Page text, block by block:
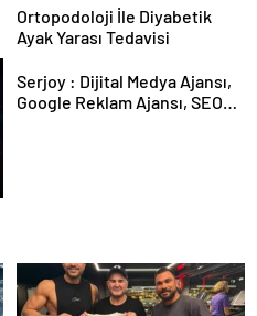
Ortopodoloji İle Diyabetik
Ayak Yarası Tedavisi
Serjoy : Dijital Medya Ajansı,
Google Reklam Ajansı, SEO